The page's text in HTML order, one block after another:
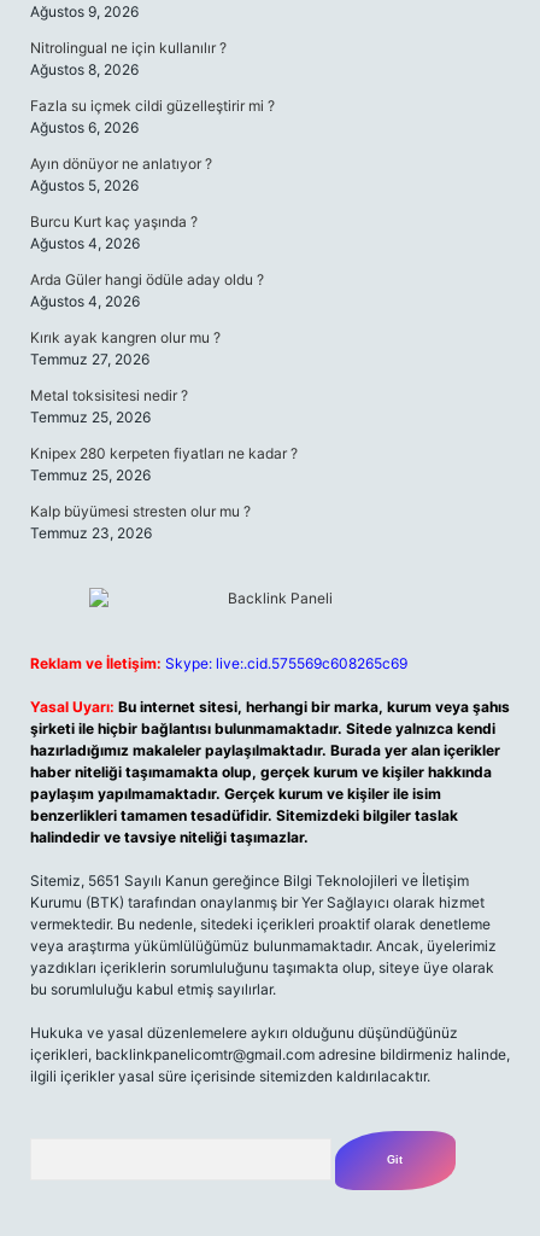
Ağustos 9, 2026
Nitrolingual ne için kullanılır ?
Ağustos 8, 2026
Fazla su içmek cildi güzelleştirir mi ?
Ağustos 6, 2026
Ayın dönüyor ne anlatıyor ?
Ağustos 5, 2026
Burcu Kurt kaç yaşında ?
Ağustos 4, 2026
Arda Güler hangi ödüle aday oldu ?
Ağustos 4, 2026
Kırık ayak kangren olur mu ?
Temmuz 27, 2026
Metal toksisitesi nedir ?
Temmuz 25, 2026
Knipex 280 kerpeten fiyatları ne kadar ?
Temmuz 25, 2026
Kalp büyümesi stresten olur mu ?
Temmuz 23, 2026
Reklam ve İletişim: Skype: live:.cid.575569c608265c69
Yasal Uyarı: Bu internet sitesi, herhangi bir marka, kurum veya şahıs
şirketi ile hiçbir bağlantısı bulunmamaktadır. Sitede yalnızca kendi
hazırladığımız makaleler paylaşılmaktadır. Burada yer alan içerikler
haber niteliği taşımamakta olup, gerçek kurum ve kişiler hakkında
paylaşım yapılmamaktadır. Gerçek kurum ve kişiler ile isim
benzerlikleri tamamen tesadüfidir. Sitemizdeki bilgiler taslak
halindedir ve tavsiye niteliği taşımazlar.
Sitemiz, 5651 Sayılı Kanun gereğince Bilgi Teknolojileri ve İletişim
Kurumu (BTK) tarafından onaylanmış bir Yer Sağlayıcı olarak hizmet
vermektedir. Bu nedenle, sitedeki içerikleri proaktif olarak denetleme
veya araştırma yükümlülüğümüz bulunmamaktadır. Ancak, üyelerimiz
yazdıkları içeriklerin sorumluluğunu taşımakta olup, siteye üye olarak
bu sorumluluğu kabul etmiş sayılırlar.
Hukuka ve yasal düzenlemelere aykırı olduğunu düşündüğünüz
içerikleri, backlinkpanelicomtr@gmail.com adresine bildirmeniz halinde,
ilgili içerikler yasal süre içerisinde sitemizden kaldırılacaktır.